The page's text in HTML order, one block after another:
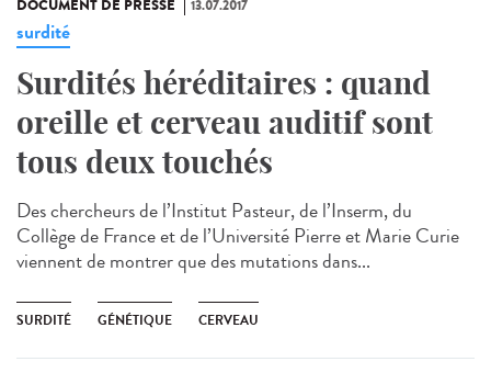
DOCUMENT DE PRESSE 13.07.2017
surdité
Surdités héréditaires : quand
oreille et cerveau auditif sont
tous deux touchés
Des chercheurs de l’Institut Pasteur, de l’Inserm, du
Collège de France et de l’Université Pierre et Marie Curie
viennent de montrer que des mutations dans...
SURDITÉ GÉNÉTIQUE CERVEAU